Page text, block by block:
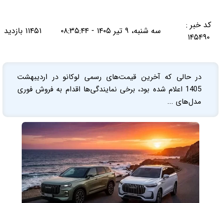
کد خبر :
۱۴۵۴۹۰
سه شنبه، ۹ تیر ۱۴۰۵ - ۰۸:۳۵:۴۴ ۱۱۴۵۱ بازدید
در حالی که آخرین قیمت‌های رسمی لوکانو در اردیبهشت
1405 اعلام شده بود، برخی نمایندگی‌ها اقدام به فروش فوری
مدل‌های ...